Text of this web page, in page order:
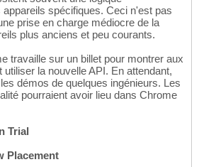
spécifiques. Ceci n'est pas
prise en charge médiocre de la
plus anciens et peu courants.
travaille sur un billet pour montrer aux
la nouvelle API. En attendant,
démos de quelques ingénieurs. Les
pourraient avoir lieu dans Chrome
Trial
Placement